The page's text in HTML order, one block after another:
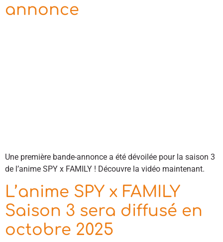
annonce
Une première bande-annonce a été dévoilée pour la saison 3
de l’anime SPY x FAMILY ! Découvre la vidéo maintenant.
L’anime SPY x FAMILY
Saison 3 sera diffusé en
octobre 2025